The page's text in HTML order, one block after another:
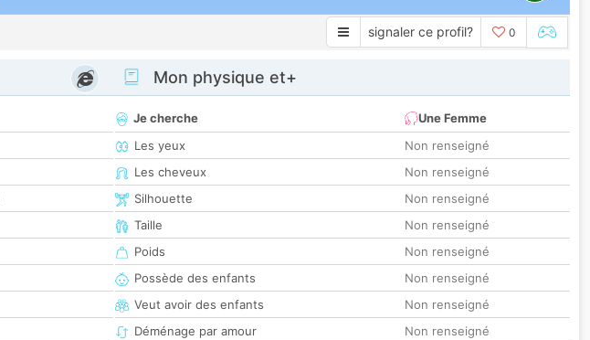
signaler ce profil? 0
Mon physique et+
Je cherche
Une Femme
Les yeux
Non renseigné
Les cheveux
Non renseigné
Silhouette
Non renseigné
Taille
Non renseigné
Poids
Non renseigné
Possède des enfants
Non renseigné
Veut avoir des enfants
Non renseigné
Déménage par amour
Non renseigné